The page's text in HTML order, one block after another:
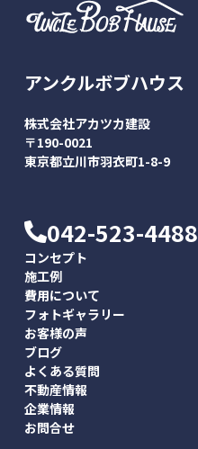
アンクルボブハウス
株式会社アカツカ建設
〒190-0021
東京都立川市羽衣町1-8-9
042-523-4488
コンセプト
施工例
費用について
フォトギャラリー
お客様の声
ブログ
よくある質問
不動産情報
企業情報
お問合せ